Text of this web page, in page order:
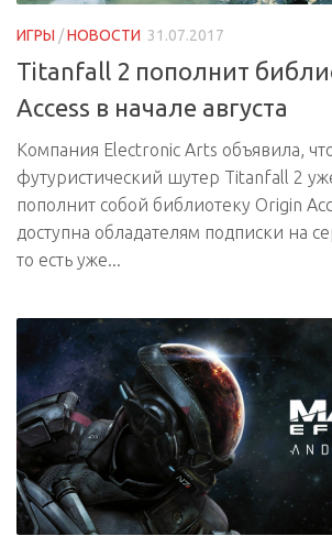
ИГРЫ /НОВОСТИ 31.07.2017
Titanfall 2 пополнит
Access в начале августа
Компания Electronic Arts объявила,
футуристический шутер Titanfall 2
пополнит собой библиотеку Origin
доступна обладателям подписки на
то есть уже...